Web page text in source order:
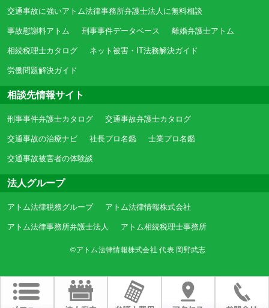
交通事故に強いアトム法律事務所弁護士法人に無料相談
事故慰謝料アトム 刑事事件データベース 離婚弁護士アトム
相続税理士カタログ ネット被害・IT法務解決ガイド
労働問題解決ガイド
相談先情報サイト
刑事事件弁護士カタログ 交通事故弁護士カタログ
交通事故の治療ナビ 社長プロ名鑑 士業プロ名鑑
交通事故被害者の体験談
法人グループ
アトム法律税務グループ アトム法律情報株式会社
アトム法律事務所弁護士法人 アトム相続税理士事務所
©アトム法律情報株式会社 代表 岡野武志